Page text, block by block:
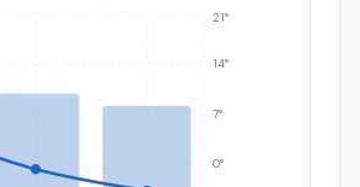
0°
7°
14°
21°